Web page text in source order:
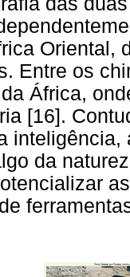
Oriental,
Entre os
África,
[16].
da